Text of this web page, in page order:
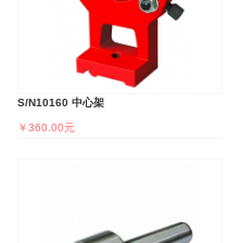
S/N10160 中心架
￥360.00元